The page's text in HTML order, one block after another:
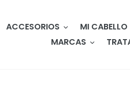
ACCESORIOS MI CABELLO
MARCAS